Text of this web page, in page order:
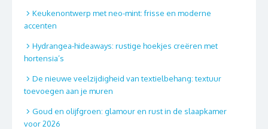
Keukenontwerp met neo-mint: frisse en moderne
accenten
Hydrangea-hideaways: rustige hoekjes creëren met
hortensia’s
De nieuwe veelzijdigheid van textielbehang: textuur
toevoegen aan je muren
Goud en olijfgroen: glamour en rust in de slaapkamer
voor 2026